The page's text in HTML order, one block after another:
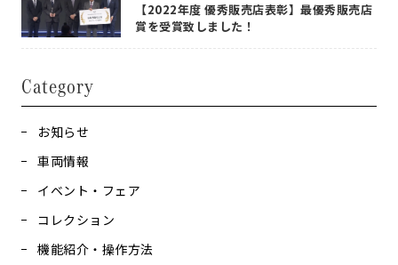
【2022年度 優秀販売店表彰】最優秀販売店
賞を受賞致しました！
Category
お知らせ
車両情報
イベント・フェア
コレクション
機能紹介・操作方法